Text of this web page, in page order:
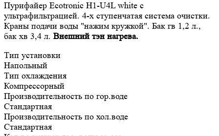
Пурифайер Ecotronic H1-U4L white с
ультрафильтрацией. 4-х ступенчатая система очистки.
Краны подачи воды "нажим кружкой". Бак гв 1,2 л.,
бак хв 3,4 л. Внешний тэн нагрева.
Тип установки
Напольный
Тип охлаждения
Компрессорный
Производительность по гор.воде
Стандартная
Производительность по хол.воде
Стандартная